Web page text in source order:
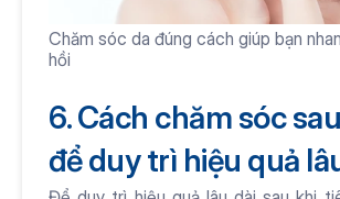
Chăm sóc da đúng cách giúp bạn
hồi
6. Cách chăm sóc
để duy trì hiệu quả